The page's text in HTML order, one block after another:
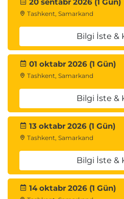
Tashkent, Samarkand
Bilgi İste &
01 oktabr 2026 (1 Gün)
Tashkent, Samarkand
Bilgi İste &
13 oktabr 2026 (1 Gün)
Tashkent, Samarkand
Bilgi İste &
14 oktabr 2026 (1 Gün)